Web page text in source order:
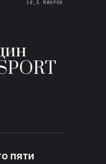
18,5 МИКРОН
пяти